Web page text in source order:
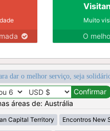
Muito
O
dar o melhor serviço, seja
áreas de: Austrália
Capital Territory Encontros New